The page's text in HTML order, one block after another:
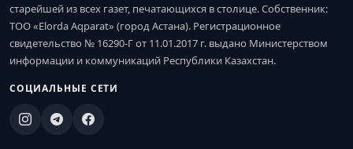
старейшей из всех газет, печатающихся в столице. Собственник:
ТОО «Elorda Aqparat» (город Астана). Регистрационное
свидетельство № 16290-Г от 11.01.2017 г. выдано Министерством
информации и коммуникаций Республики Казахстан.
СОЦИАЛЬНЫЕ СЕТИ